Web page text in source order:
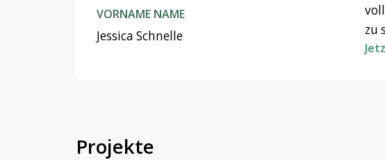
VORNAME NAME
Jessica Schnelle
zu
Projekte